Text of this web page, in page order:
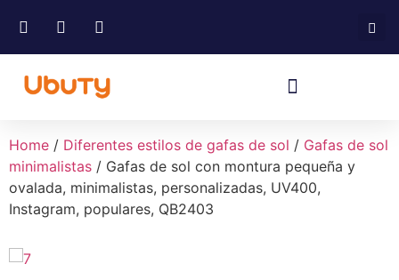
Home / Diferentes estilos de gafas de sol / Gafas de sol
minimalistas / Gafas de sol con montura pequeña y
ovalada, minimalistas, personalizadas, UV400,
Instagram, populares, QB2403